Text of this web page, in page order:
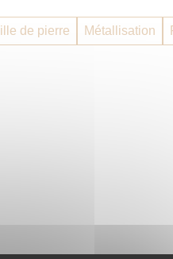
de pierre Métallisation